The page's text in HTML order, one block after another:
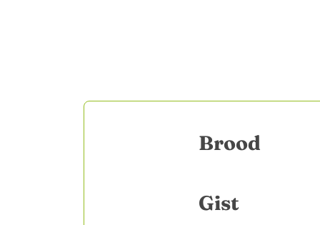
Brood
Gist